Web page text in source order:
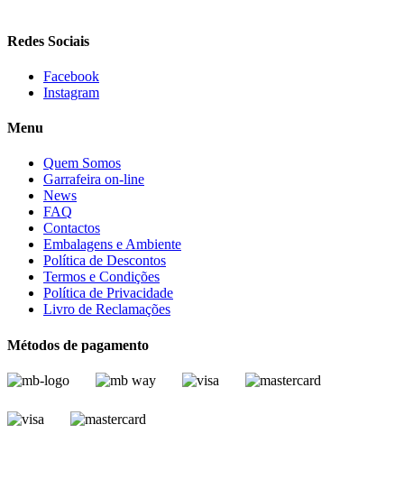
Redes Sociais
Facebook
Instagram
Menu
Quem Somos
Garrafeira on-line
News
FAQ
Contactos
Embalagens e Ambiente
Política de Descontos
Termos e Condições
Política de Privacidade
Livro de Reclamações
Métodos de pagamento